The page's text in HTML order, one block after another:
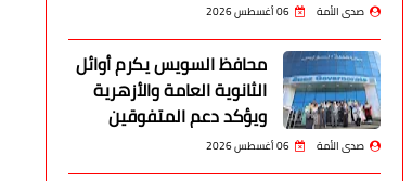
صدى الأمة 06 أغسطس 2026
محافظ السويس يكرم أوائل
الثانوية العامة والأزهرية
ويؤكد دعم المتفوقين
صدى الأمة 06 أغسطس 2026